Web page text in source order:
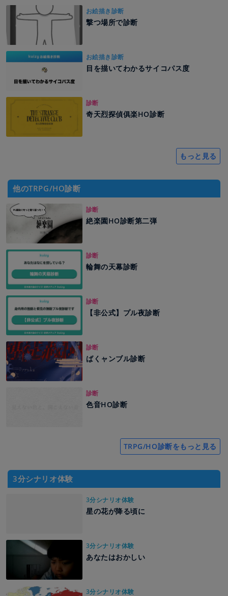
お絵描き診断
撃つ場所で診断
お絵描き診断
目を描いてわかるサイコパス度
診断
奇天烈探偵俱楽HO診断
もっと見る
他のTRPG/HO診断
診断
絶楽園HO診断第二弾
診断
輪舞の天幕診断
診断
【非公式】プル夜診断
診断
ばくャンブル診断
診断
色音HO診断
TRPG/HO診断をもっと見る
3分シナリオ体験
3分シナリオ体験
星の花が降る頃に
3分シナリオ体験
あなたはおかしい
3分シナリオ体験